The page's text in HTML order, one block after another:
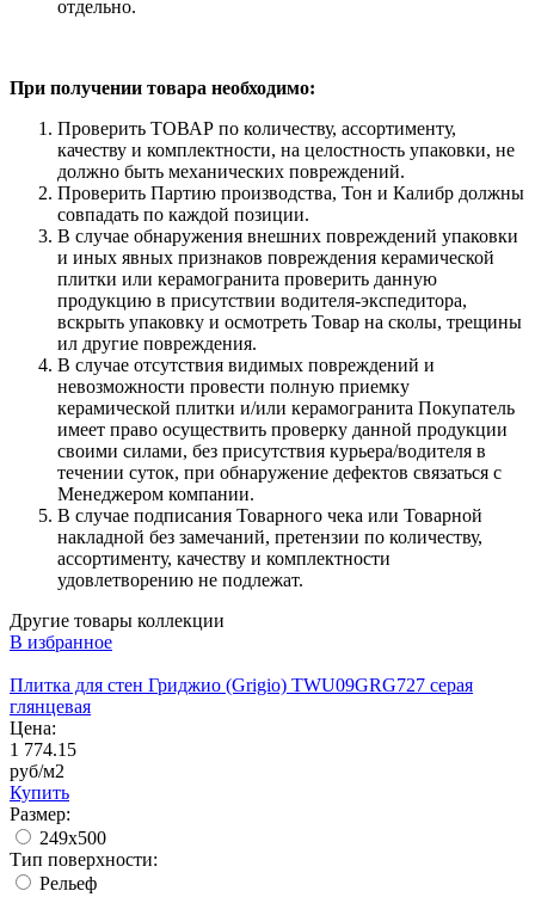
отдельно.
При получении товара необходимо:
Проверить ТОВАР по количеству, ассортименту,
качеству и комплектности, на целостность упаковки, не
должно быть механических повреждений.
Проверить Партию производства, Тон и Калибр должны
совпадать по каждой позиции.
В случае обнаружения внешних повреждений упаковки
и иных явных признаков повреждения керамической
плитки или керамогранита проверить данную
продукцию в присутствии водителя-экспедитора,
вскрыть упаковку и осмотреть Товар на сколы, трещины
ил другие повреждения.
В случае отсутствия видимых повреждений и
невозможности провести полную приемку
керамической плитки и/или керамогранита Покупатель
имеет право осуществить проверку данной продукции
своими силами, без присутствия курьера/водителя в
течении суток, при обнаружение дефектов связаться с
Менеджером компании.
В случае подписания Товарного чека или Товарной
накладной без замечаний, претензии по количеству,
ассортименту, качеству и комплектности
удовлетворению не подлежат.
Другие товары коллекции
В избранное
Плитка для стен Гриджио (Grigio) TWU09GRG727 серая
глянцевая
Цена:
1 774.15
руб/м2
Купить
Размер:
249x500
Тип поверхности:
Рельеф